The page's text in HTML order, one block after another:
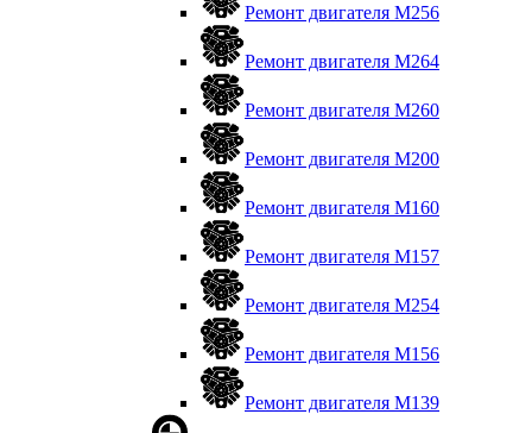
Ремонт двигателя М256
Ремонт двигателя М264
Ремонт двигателя М260
Ремонт двигателя M200
Ремонт двигателя М160
Ремонт двигателя М157
Ремонт двигателя М254
Ремонт двигателя М156
Ремонт двигателя M139